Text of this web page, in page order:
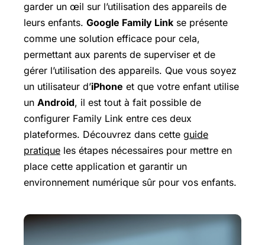
garder un œil sur l’utilisation des appareils de
leurs enfants. Google Family Link se présente
comme une solution efficace pour cela,
permettant aux parents de superviser et de
gérer l’utilisation des appareils. Que vous soyez
un utilisateur d’iPhone et que votre enfant utilise
un Android, il est tout à fait possible de
configurer Family Link entre ces deux
plateformes. Découvrez dans cette guide
pratique les étapes nécessaires pour mettre en
place cette application et garantir un
environnement numérique sûr pour vos enfants.